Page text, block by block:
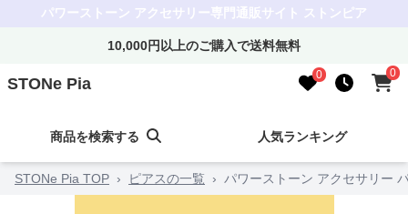
パワーストーン アクセサリー専門通販サイト ストンピア
10,000円以上のご購入で送料無料
STONe Pia 0 0
商品を検索する 人気ランキング
STONe Pia TOP › ピアスの一覧 › パワーストーン アクセサリー